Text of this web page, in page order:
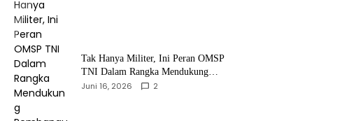
‎Tak Hanya Militer, Ini Peran OMSP
TNI Dalam Rangka Mendukung
Pembangunan Daerah
Juni 16, 2026 2